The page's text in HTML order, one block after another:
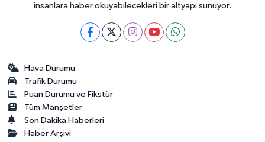
insanlara haber okuyabilecekleri bir altyapı sunuyor.
Hava Durumu
Trafik Durumu
Puan Durumu ve Fikstür
Tüm Manşetler
Son Dakika Haberleri
Haber Arşivi